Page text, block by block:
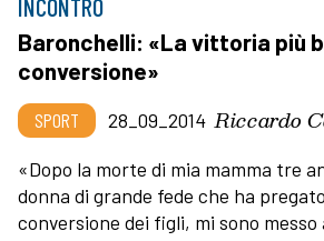
INCONTRO
Baronchelli: «La vittoria più
conversione»
SPORT 28_09_2014 Riccardo
«Dopo la morte di mia mamma tre
donna di grande fede che ha
conversione dei figli, mi sono